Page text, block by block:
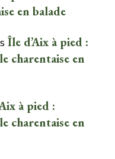
en balade
Île d’Aix à pied :
charentaise en
à pied :
charentaise en